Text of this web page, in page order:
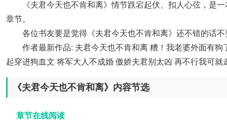
《夫君今天也不肯和离》情节跌宕起伏、扣人心弦，是
章节。
各位书友要是觉得《夫君今天也不肯和离》还不错的话
作者最新作品: 夫君今天也不肯和离 糟！我老婆外面有狗
起穿进狗血文 将军大人不成婚 傲娇夫君别太凶 再不行我可就
《夫君今天也不肯和离》内容节选
章节在线阅读